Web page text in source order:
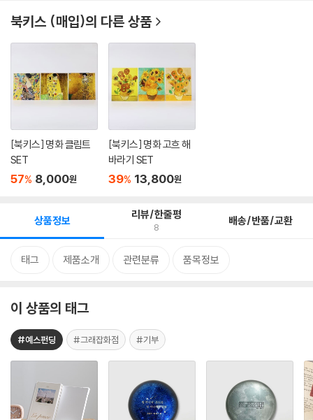
북키스 (매입)의 다른 상품
[북키스] 명화 클림트
SET
57% 8,000원
[북키스] 명화 고흐 해
바라기 SET
39% 13,800원
상품정보 리뷰/한줄평
8 배송/반품/교환
태그 제품소개 관련분류 품목정보
이 상품의 태그
#예스펀딩 #그래잡화점 #기부